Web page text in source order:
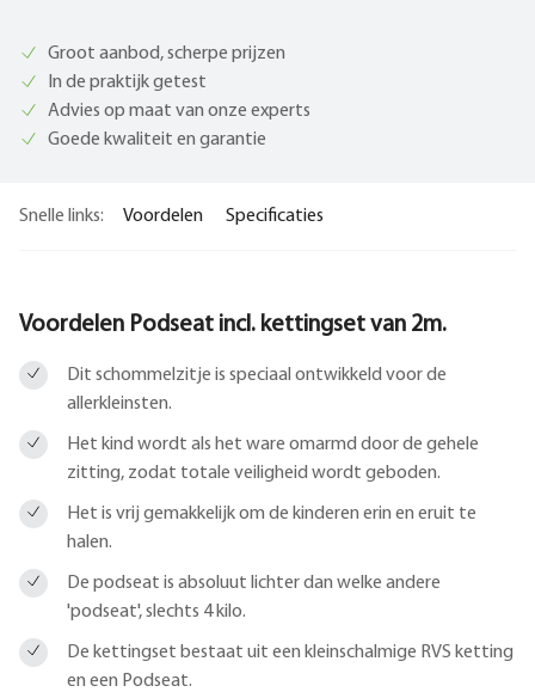
Groot aanbod, scherpe prijzen
In de praktijk getest
Advies op maat van onze experts
Goede kwaliteit en garantie
Snelle links: Voordelen Specificaties
Voordelen Podseat incl. kettingset van 2m.
Dit schommelzitje is speciaal ontwikkeld voor de
allerkleinsten.
Het kind wordt als het ware omarmd door de gehele
zitting, zodat totale veiligheid wordt geboden.
Het is vrij gemakkelijk om de kinderen erin en eruit te
halen.
De podseat is absoluut lichter dan welke andere
'podseat', slechts 4 kilo.
De kettingset bestaat uit een kleinschalmige RVS ketting
en een Podseat.